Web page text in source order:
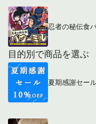
忍者の秘伝食
目的別で商品を選ぶ
夏期感謝セー